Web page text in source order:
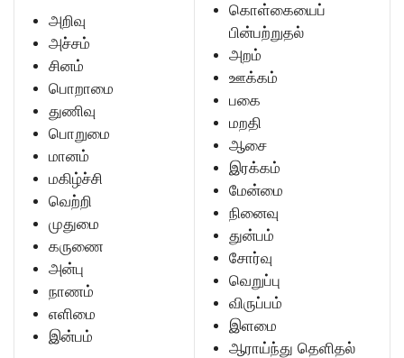
அறிவு
அச்சம்
சினம்
பொறாமை
துணிவு
பொறுமை
மானம்
மகிழ்ச்சி
வெற்றி
முதுமை
கருணை
அன்பு
நாணம்
எளிமை
இன்பம்
கொள்கையைப்
பின்பற்றுதல்
அறம்
ஊக்கம்
பகை
மறதி
ஆசை
இரக்கம்
மேன்மை
நினைவு
துன்பம்
சோர்வு
வெறுப்பு
விருப்பம்
இளமை
ஆராய்ந்து தெளிதல்